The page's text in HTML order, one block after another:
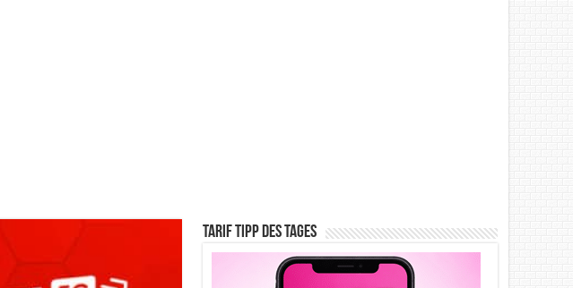
Tarif Tipp des Tages